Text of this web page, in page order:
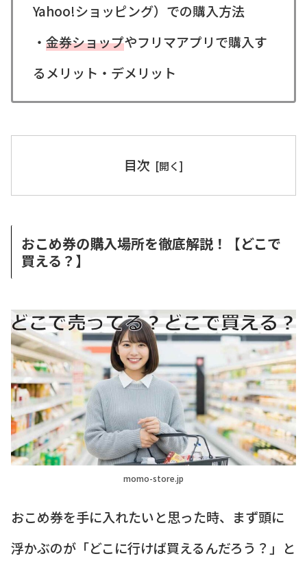
Yahoo!ショッピング）での購入方法
・ 金券ショップやフリマアプリで購入す
るメリット・デメリット
目次
おこめ券の購入場所を徹底解説！【どこで
買える？】
momo-store.jp
おこめ券を手に入れたいと思った時、まず頭に
浮かぶのが「どこに行けば買えるんだろう？」と